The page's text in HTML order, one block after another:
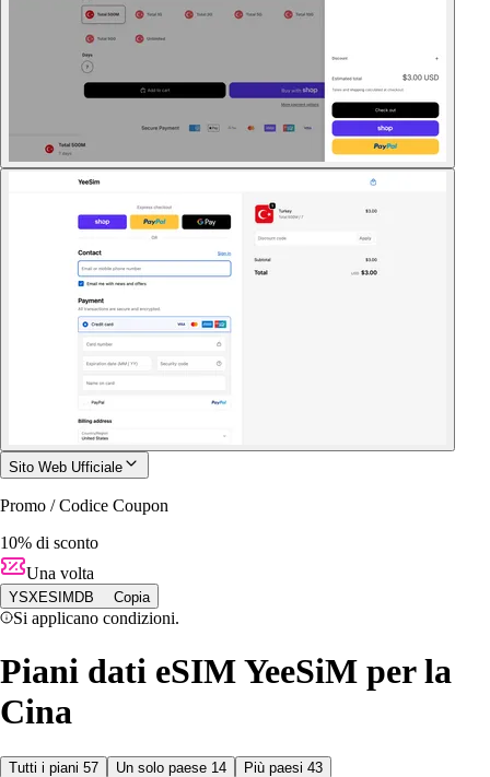
Sito Web Ufficiale
Promo / Codice Coupon
10% di sconto
Una volta
YSXESIMDB Copia
Si applicano condizioni.
Piani dati eSIM YeeSiM per la
Cina
Tutti i piani 57 Un solo paese 14 Più paesi 43